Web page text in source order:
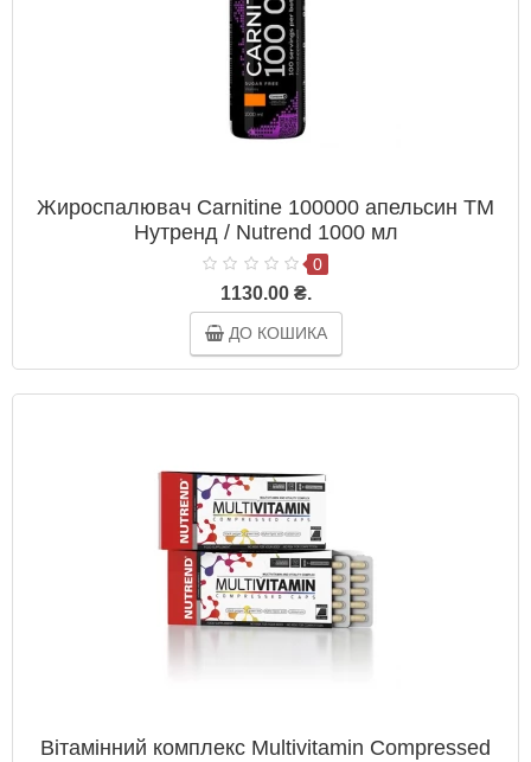
Жироспалювач Carnitine 100000 апельсин ТМ
Нутренд / Nutrend 1000 мл
0
1130.00 ₴.
ДО КОШИКА
Вітамінний комплекс Multivitamin Compressed